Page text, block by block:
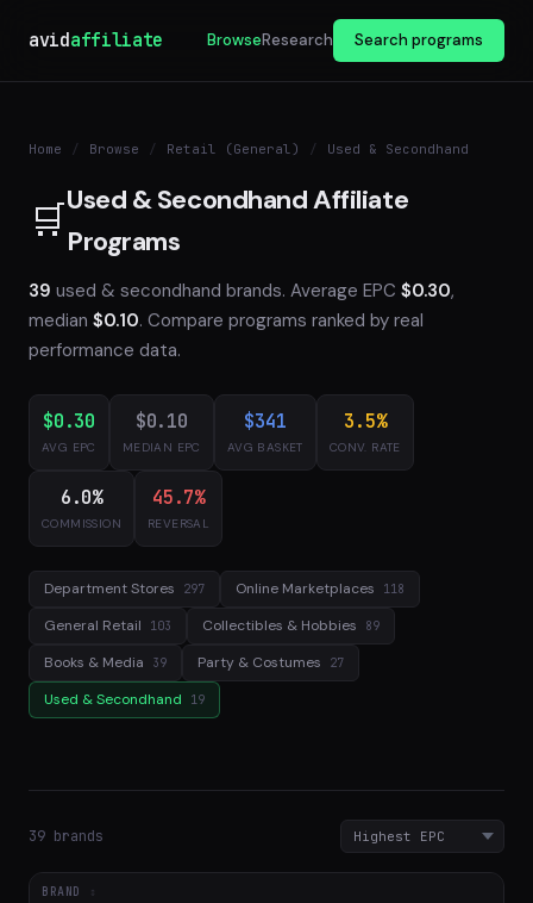
avidaffiliate BrowseResearch Search programs
Home / Browse / Retail (General) / Used & Secondhand
🛒Used & Secondhand Affiliate
Programs
39 used & secondhand brands. Average EPC $0.30,
median $0.10. Compare programs ranked by real
performance data.
$0.30
AVG EPC
$0.10
MEDIAN EPC
$341
AVG BASKET
3.5%
CONV. RATE
6.0%
COMMISSION
45.7%
REVERSAL
Department Stores 297 Online Marketplaces 118
General Retail 103 Collectibles & Hobbies 89
Books & Media 39 Party & Costumes 27
Used & Secondhand 19
39 brands
BRAND